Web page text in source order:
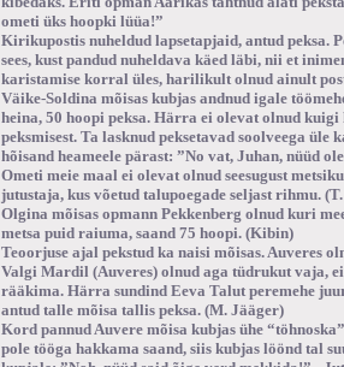
ometi üks hoopki lüüa!”
Kirikupostis nuheldud lapsetapjaid, antud peksa.
sees, kust pandud nuheldava käed läbi, nii et
karistamise korral üles, harilikult olnud ainult
Väike-Soldina mõisas kubjas andnud igale
heina, 50 hoopi peksa. Härra ei olevat olnud
peksmisest. Ta lasknud peksetavad soolveega
hõisand heameele pärast: ”No vat, Juhan, nüüd
Ometi meie maal ei olevat olnud seesugust
jutustaja, kus võetud talupoegade seljast rihmu.
Olgina mõisas opmann Pekkenberg olnud kuri
metsa puid raiuma, saand 75 hoopi. (Kibin)
Teoorjuse ajal pekstud ka naisi mõisas. Auveres
Valgi Mardil (Auveres) olnud aga tüdrukut vaja,
rääkima. Härra sundind Eeva Talut peremehe
antud talle mõisa tallis peksa. (M. Jääger)
Kord pannud Auvere mõisa kubjas ühe
pole tööga hakkama saand, siis kubjas löönd tal